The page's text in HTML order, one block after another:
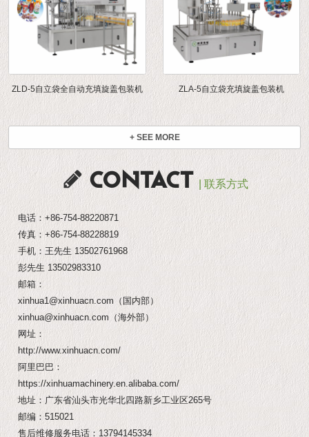
ZLD-5自立袋全自动充填旋盖包装机 ZLA-5自立袋充填旋盖包装机
+ SEE MORE
CONTACT | 联系方式
电话：+86-754-88220871
传真：+86-754-88228819
手机：王先生13502761968
彭先生 13502983310
邮箱：
xinhua1@xinhuacn.com （国内部）
xinhua@xinhuacn.com （海外部）
网址：
http://www.xinhuacn.com/
阿里巴巴：
https://xinhuamachinery.en.alibaba.com/
地址：广东省汕头市光华北四路新乡工业区265号
邮编：515021
售后维修服务电话： 13794145334